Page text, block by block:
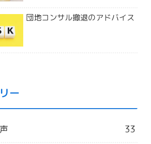
団地コンサル撤退のアドバイス
ー
33